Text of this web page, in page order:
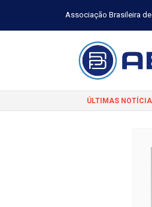
Associação Brasileira
ÚLTIMAS